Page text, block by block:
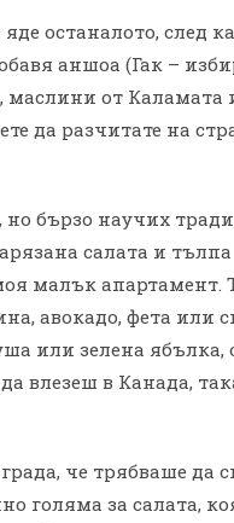
останалото, след
аншоа (Гак –
маслини от Каламата
да разчитате на
но бързо научих
салата и тълпа
малък апартамент.
авокадо, фета или
или зелена ябълка,
влезеш в Канада,
че трябваше да
голяма за салата,